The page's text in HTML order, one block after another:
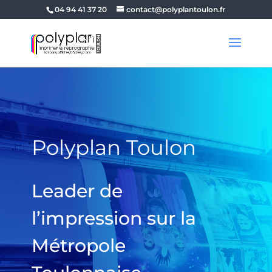
04 94 41 37 20 contact@polyplantoulon.fr
Polyplan Toulon
Leader de
l’impression sur la
Métropole